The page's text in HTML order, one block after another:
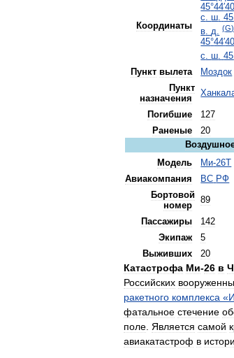
Координаты
45°44′
с. ш. 45
в.д. (G)
45°44′
с. ш. 45
Пункт вылета
Моздок
Пункт
назначения
Погибшие
127
Раненые
20
Модель
Ми-26Т
Авиакомпания
ВС РФ
Бортовой
номер
89
Пассажиры
142
Экипаж
5
Выживших
20
Катастрофа Ми-26 в
Российских
ракетного комплекса «
фатальное стечение
поле Является самой
авиакатастроф в